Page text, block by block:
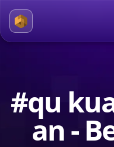
#qu
an -